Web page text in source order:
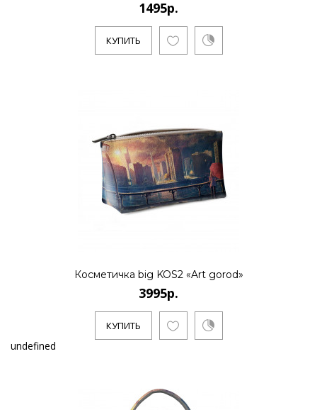
1495р.
КУПИТЬ
Косметичка big KOS2 «Art gorod»
3995р.
КУПИТЬ
undefined